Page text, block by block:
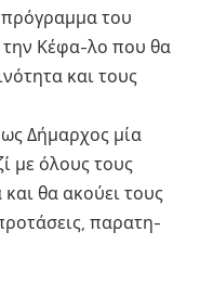
πρόγραμμα του
την Κέφα-λο που θα
και τους
Δήμαρχος μία
με όλους τους
θα ακούει τους
παρατη-